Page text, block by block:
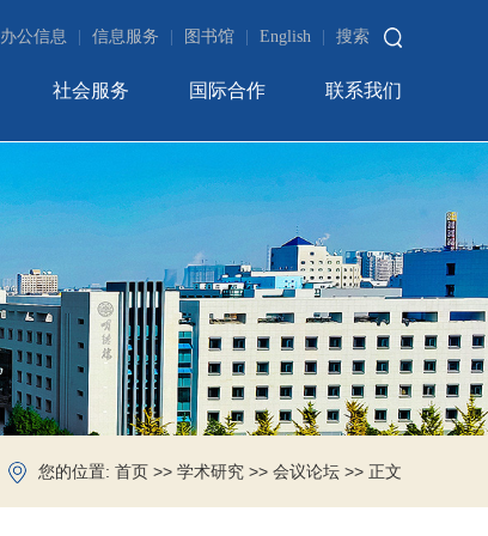
办公信息 信息服务 图书馆 English 搜索
社会服务 国际合作 联系我们
您的位置: 首页 >> 学术研究 >> 会议论坛 >> 正文